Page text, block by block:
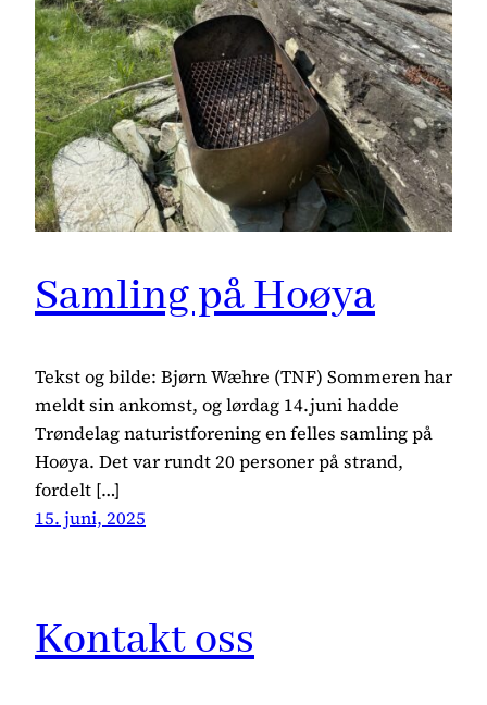
Samling på Hoøya
Tekst og bilde: Bjørn Wæhre (TNF) Sommeren har
meldt sin ankomst, og lørdag 14.juni hadde
Trøndelag naturistforening en felles samling på
Hoøya. Det var rundt 20 personer på strand,
fordelt […]
15. juni, 2025
Kontakt oss